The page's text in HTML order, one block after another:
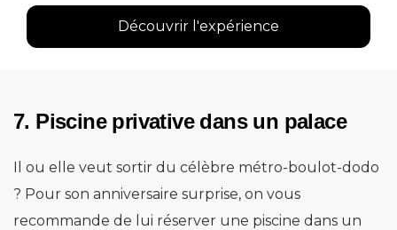
Découvrir l'expérience
7. Piscine privative dans un palace
Il ou elle veut sortir du célèbre métro-boulot-dodo
? Pour son anniversaire surprise, on vous
recommande de lui réserver une piscine dans un